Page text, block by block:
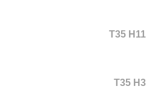
T35 H11
T35 H3